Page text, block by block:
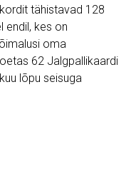
tähistavad 128
endil, kes on
oma
62 Jalgpallikaardi
lõpu seisuga